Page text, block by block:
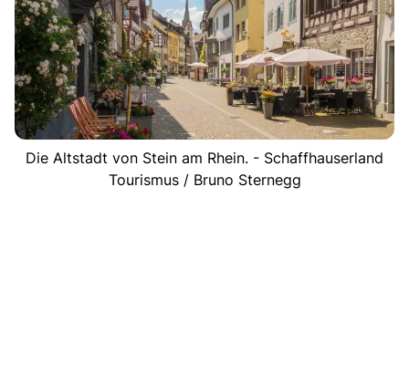
Die Altstadt von Stein am Rhein. - Schaffhauserland
Tourismus / Bruno Sternegg